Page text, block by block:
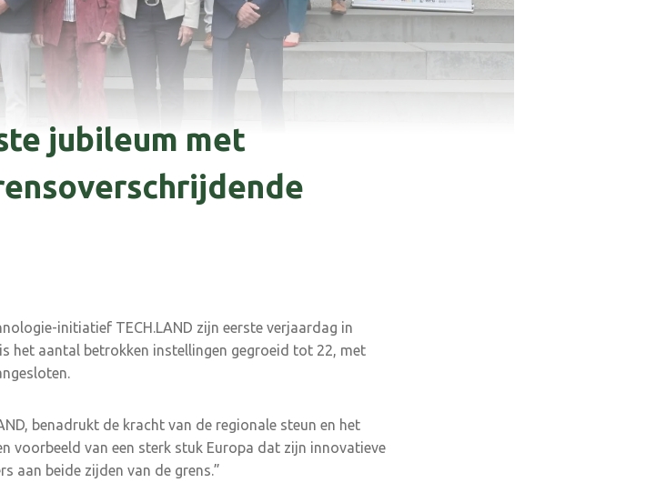
jubileum met
initiatief TECH.LAND zijn eerste verjaardag in
het aantal betrokken instellingen gegroeid tot 22, met
benadrukt de kracht van de regionale steun en het
voorbeeld van een sterk stuk Europa dat zijn innovatieve
aan beide zijden van de grens.”